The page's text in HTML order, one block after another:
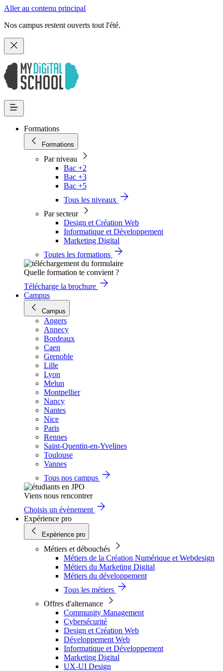
Aller au contenu principal
Nos campus restent ouverts tout l'été.
Formations
Formations
Par niveau
Bac +2
Bac +3
Bac +5
Tous les niveaux
Par secteur
Design et Création Web
Informatique et Développement
Marketing Digital
Toutes les formations
Quelle formation te convient ?
Télécharge la brochure
Campus
Campus
Angers
Annecy
Bordeaux
Caen
Grenoble
Lille
Lyon
Melun
Montpellier
Nancy
Nantes
Nice
Paris
Rennes
Saint-Quentin-en-Yvelines
Toulouse
Vannes
Tous nos campus
Viens nous rencontrer
Choisis un évènement
Expérience pro
Expérience pro
Métiers et débouchés
Métiers de la Création Numérique et Webdesign
Métiers du Marketing Digital
Métiers du développement
Tous les métiers
Offres d'alternance
Community Management
Cybersécurité
Design et Création Web
Développement Web
Informatique et Développement
Marketing Digital
UX-UI Design